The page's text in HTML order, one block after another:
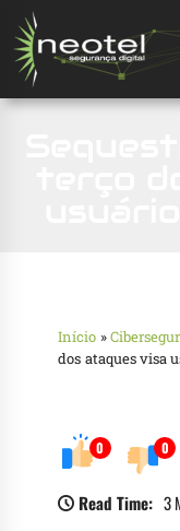
Início »
dos ataques visa
0 0
Read Time: 3